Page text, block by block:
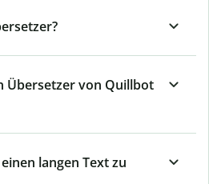
Übersetzer von Quillbot
langen Text zu